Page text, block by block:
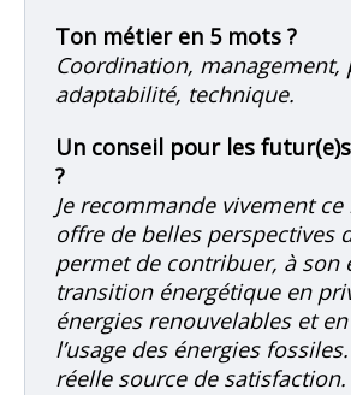
Ton métier en 5 mots ?
Coordination, management,
adaptabilité, technique.
Un conseil pour les
?
Je recommande vivement
offre de belles perspectives
permet de contribuer, à son
transition énergétique en
énergies renouvelables et
l’usage des énergies fossiles.
réelle source de satisfaction.